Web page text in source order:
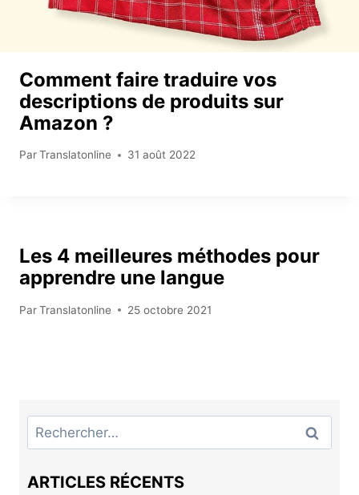
Comment faire traduire vos
descriptions de produits sur
Amazon ?
ParTranslatonline 31 août 2022
Les 4 meilleures méthodes pour
apprendre une langue
ParTranslatonline 25 octobre 2021
Rechercher :
ARTICLES RÉCENTS